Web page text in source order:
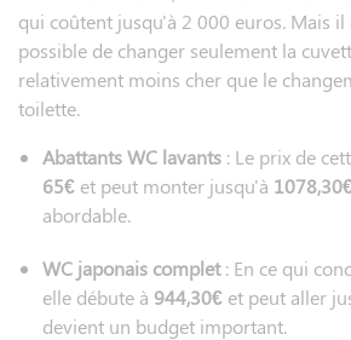
qui coûtent jusqu'à 2 000 euros. Mais il
possible de changer seulement la
relativement moins cher que le
toilette.
Abattants WC lavants : Le prix de
65€ et peut monter jusqu'à
abordable.
WC japonais complet: En ce qui
elle débute à 944,30€ et peut aller
devient un budget important.